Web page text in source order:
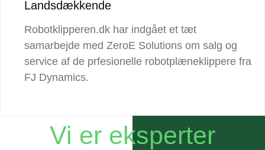
Landsdækkende
Robotklipperen.dk har indgået et tæt
samarbejde med ZeroE Solutions om salg og
service af de prfesionelle robotplæneklippere fra
FJ Dynamics.
Vi er eksperter